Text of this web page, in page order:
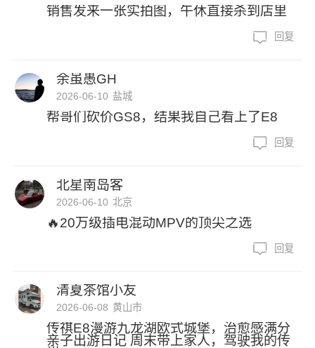
销售发来一张实拍图，午休直接杀到店里
回复
余虽愚GH
2026-06-10 盐城
帮哥们砍价GS8，结果我自己看上了E8
回复
北星南岛客
2026-06-10 北京
🔥20万级插电混动MPV的顶尖之选
回复
清夏茶馆小友
2026-06-08 黄山市
传祺E8漫游九龙湖欧式城堡，治愈感满分
亲子出游日记 周末带上家人，驾驶我的传